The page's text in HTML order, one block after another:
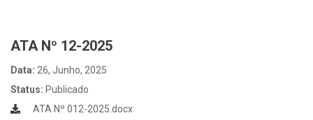
ATA Nº 12-2025
Data: 26, Junho, 2025
Status: Publicado
ATA Nº 012-2025.docx